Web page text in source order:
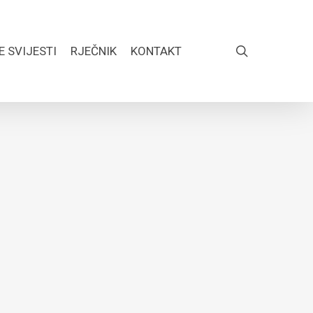
SVIJESTI RJEČNIK KONTAKT FACEBOOK